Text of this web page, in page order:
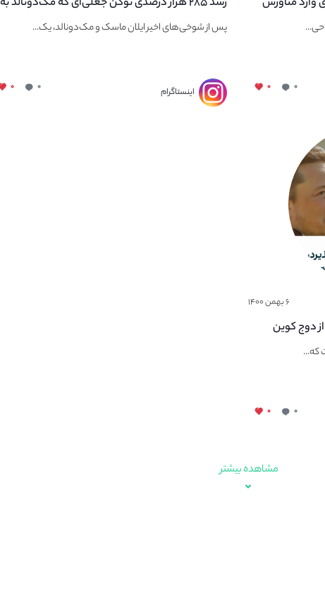
۰ ۰
نام آن اشاره کرده بود
پس از شوخی‌های اخیر ایلان ماسک و مک‌دونالد، یک...
اینستاگرام ۰ ۰
۶ بهمن ۱۴۰۰
دوج کوین
که...
۰ ۰
مشاهده بیشتر